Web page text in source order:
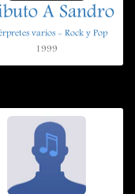
A Sandro
varios - Rock y Pop
1999